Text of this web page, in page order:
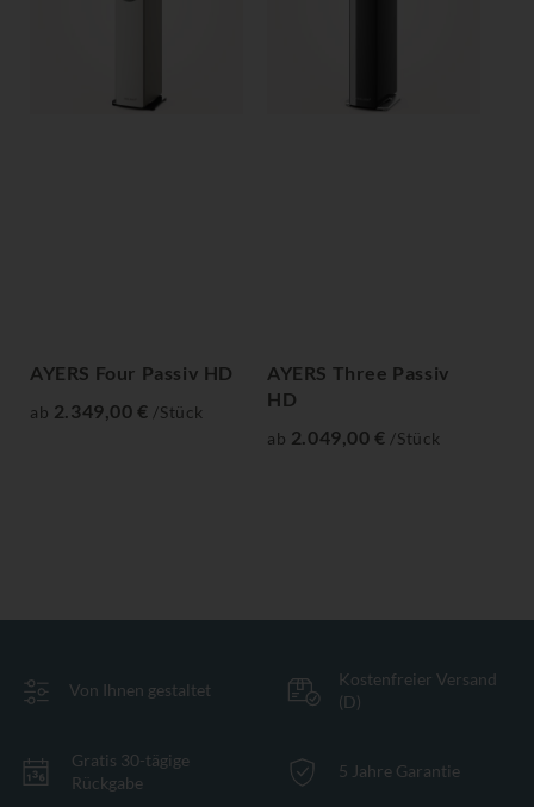
AYERS Four Passiv HD
ab 2.349,00 € /Stück
AYERS Three Passiv
HD
ab 2.049,00 € /Stück
Von Ihnen gestaltet
Kostenfreier Versand
(D)
Gratis 30-tägige
Rückgabe
5 Jahre Garantie